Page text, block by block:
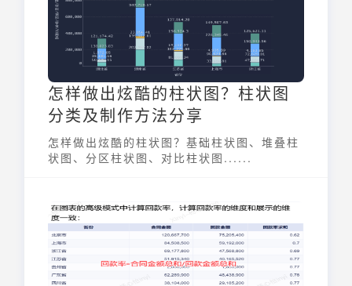
怎样做出炫酷的柱状图？柱状图
分类及制作方法分享
怎样做出炫酷的柱状图？基础柱状图、堆叠柱
状图、分区柱状图、对比柱状图......